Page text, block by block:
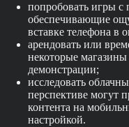
попробовать игры с
обеспечивающие
вставке телефона в
арендовать или
некоторые
демонстрации;
исследовать
перспективе могут
контента на
настройкой.